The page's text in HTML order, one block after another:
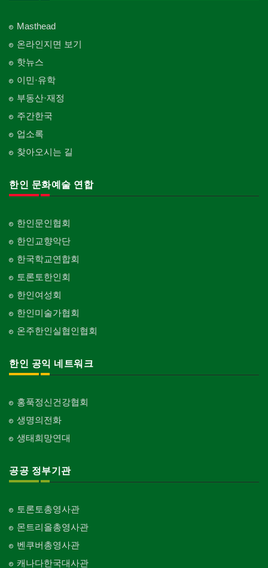
Masthead
온라인지면 보기
핫뉴스
이민·유학
부동산·재정
주간한국
업소록
찾아오시는 길
한인 문화예술 연합
한인문인협회
한인교향악단
한국학교연합회
토론토한인회
한인여성회
한인미술가협회
온주한인실협인협회
한인 공익 네트워크
홍푹정신건강협회
생명의전화
생태희망연대
공공 정부기관
토론토총영사관
몬트리올총영사관
벤쿠버총영사관
캐나다한국대사관